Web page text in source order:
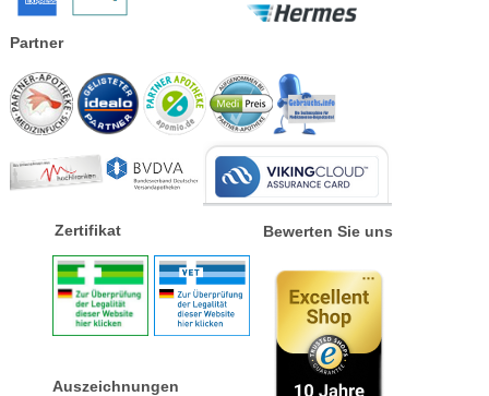
Partner
Zertifikat
Auszeichnungen
Bewerten Sie uns